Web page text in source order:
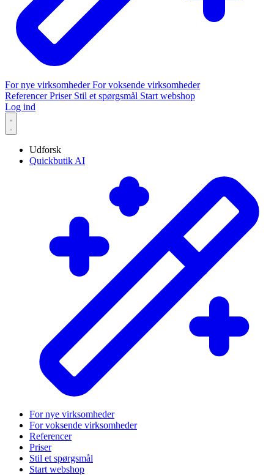
For nye virksomhederFor voksende virksomheder
ReferencerPriser Stil et spørgsmål Start webshop
Log ind
Udforsk
Quickbutik AI
For nye virksomheder
For voksende virksomheder
Referencer
Priser
Stil et spørgsmål
Start webshop